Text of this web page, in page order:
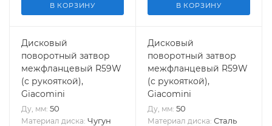
В КОРЗИНУ В КОРЗИНУ
Дисковый
поворотный затвор
межфланцевый R59W
(с рукояткой),
Giacomini
Ду, мм: 50
Материал диска: Чугун
Дисковый
поворотный затвор
межфланцевый R59W
(с рукояткой),
Giacomini
Ду, мм: 50
Материал диска: Сталь